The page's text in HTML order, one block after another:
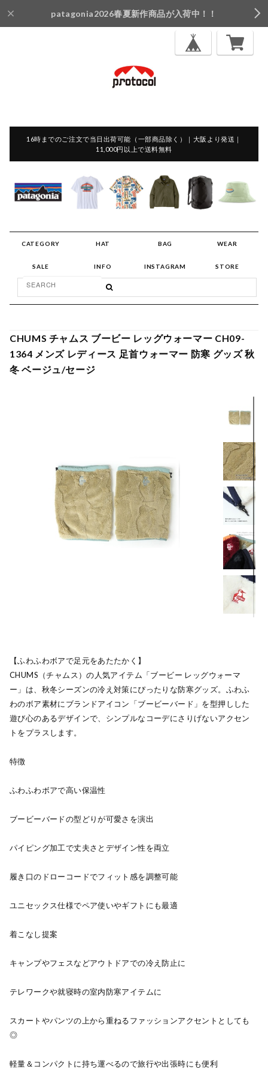
patagonia2026春夏新作商品が入荷中！！
16時までのご注文で当日出荷可能（一部商品除く）｜大阪より発送｜
11,000円以上で送料無料
CATEGORY HAT BAG WEAR
SALE INFO INSTAGRAM STORE
CHUMS チャムス ブービー レッグウォーマー CH09-
1364 メンズ レディース 足首ウォーマー 防寒 グッズ 秋
冬 ベージュ/セージ
【ふわふわボアで足元をあたたかく】
CHUMS（チャムス）の人気アイテム「ブービー レッグウォーマ
ー」は、秋冬シーズンの冷え対策にぴったりな防寒グッズ。ふわふ
わのボア素材にブランドアイコン「ブービーバード」を型押しした
遊び心のあるデザインで、シンプルなコーデにさりげないアクセン
トをプラスします。
特徴
ふわふわボアで高い保温性
ブービーバードの型どりが可愛さを演出
パイピング加工で丈夫さとデザイン性を両立
履き口のドローコードでフィット感を調整可能
ユニセックス仕様でペア使いやギフトにも最適
着こなし提案
キャンプやフェスなどアウトドアでの冷え防止に
テレワークや就寝時の室内防寒アイテムに
スカートやパンツの上から重ねるファッションアクセントとしても
◎
軽量＆コンパクトに持ち運べるので旅行や出張時にも便利